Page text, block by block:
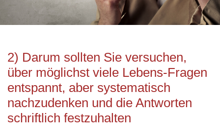
2) Darum sollten Sie versuchen,
über möglichst viele Lebens-Fragen
entspannt, aber systematisch
nachzudenken und die Antworten
schriftlich festzuhalten